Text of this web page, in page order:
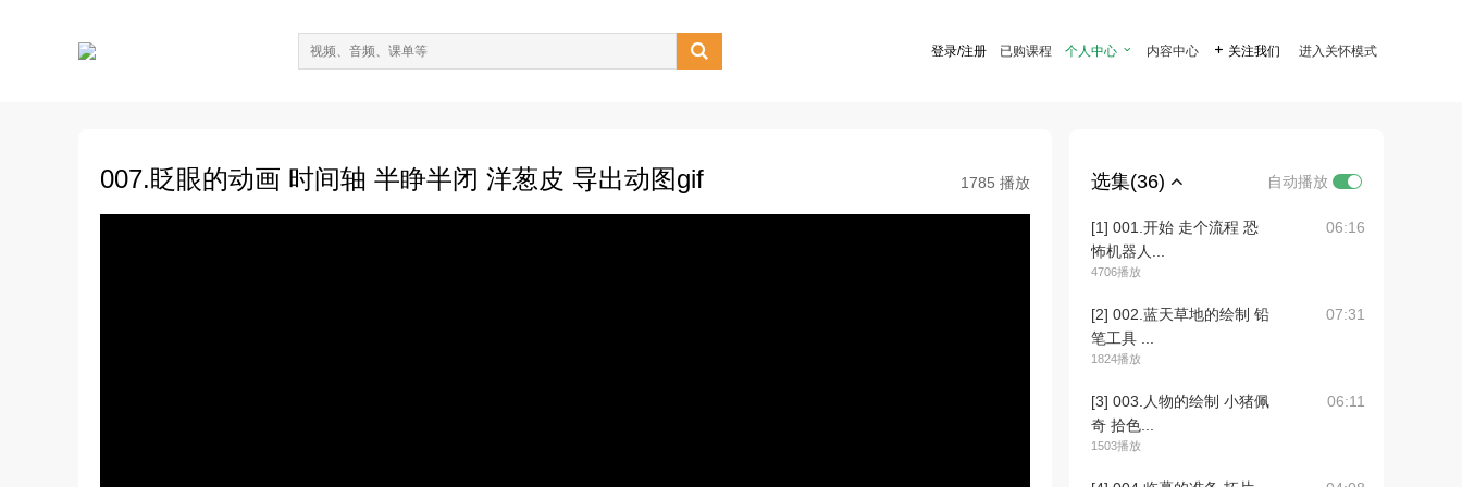
 登录/注册 已购课程 个人中心  内容中心  关注我们 进入关怀模式
007.眨眼的动画 时间轴 半睁半闭 洋葱皮 导出动图gif 1785 播放 选集(36) 自动播放
[1] 001.开始 走个流程 恐
怖机器人...
4706播放
06:16
[2] 002.蓝天草地的绘制 铅
笔工具 ...
1824播放
07:31
[3] 003.人物的绘制 小猪佩
奇 拾色...
1503播放
06:11